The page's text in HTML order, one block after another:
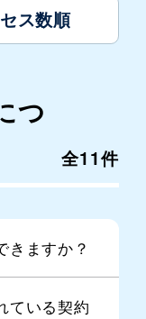
ス数順
つ
全11件
きますか？
ている契約